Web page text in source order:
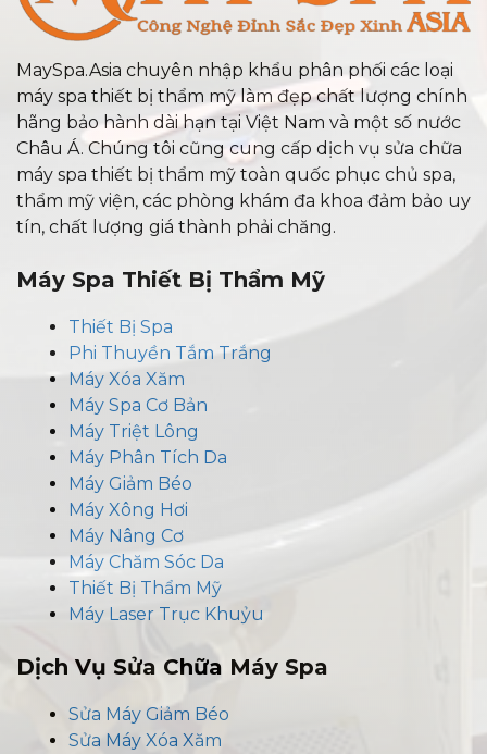
MaySpa.Asia chuyên nhập khẩu phân phối các loại
máy spa thiết bị thẩm mỹ làm đẹp chất lượng chính
hãng bảo hành dài hạn tại Việt Nam và một số nước
Châu Á. Chúng tôi cũng cung cấp dịch vụ sửa chữa
máy spa thiết bị thẩm mỹ toàn quốc phục chủ spa,
thẩm mỹ viện, các phòng khám đa khoa đảm bảo uy
tín, chất lượng giá thành phải chăng.
Máy Spa Thiết Bị Thẩm Mỹ
Thiết Bị Spa
Phi Thuyền Tắm Trắng
Máy Xóa Xăm
Máy Spa Cơ Bản
Máy Triệt Lông
Máy Phân Tích Da
Máy Giảm Béo
Máy Xông Hơi
Máy Nâng Cơ
Máy Chăm Sóc Da
Thiết Bị Thẩm Mỹ
Máy Laser Trục Khuỷu
Dịch Vụ Sửa Chữa Máy Spa
Sửa Máy Giảm Béo
Sửa Máy Xóa Xăm